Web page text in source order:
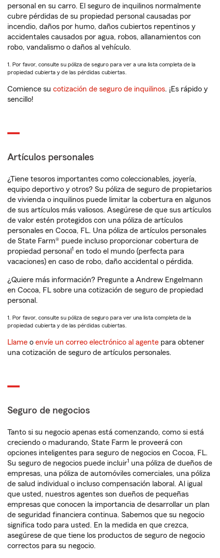
personal en su carro. El seguro de inquilinos normalmente
cubre pérdidas de su propiedad personal causadas por
incendio, daños por humo, daños cubiertos repentinos y
accidentales causados por agua, robos, allanamientos con
robo, vandalismo o daños al vehículo.
1. Por favor, consulte su póliza de seguro para ver a una lista completa de la
propiedad cubierta y de las pérdidas cubiertas.
Comience su cotización de seguro de inquilinos. ¡Es rápido y
sencillo!
Artículos personales
¿Tiene tesoros importantes como coleccionables, joyería,
equipo deportivo y otros? Su póliza de seguro de propietarios
de vivienda o inquilinos puede limitar la cobertura en algunos
de sus artículos más valiosos. Asegúrese de que sus artículos
de valor estén protegidos con una póliza de artículos
personales en Cocoa, FL. Una póliza de artículos personales
de State Farm® puede incluso proporcionar cobertura de
propiedad personal 1 en todo el mundo (perfecta para
vacaciones) en caso de robo, daño accidental o pérdida.
¿Quiere más información? Pregunte a Andrew Engelmann
en Cocoa, FL sobre una cotización de seguro de propiedad
personal.
1. Por favor, consulte su póliza de seguro para ver una lista completa de la
propiedad cubierta y de las pérdidas cubiertas.
Llame o envíe un correo electrónico al agente para obtener
una cotización de seguro de artículos personales.
Seguro de negocios
Tanto si su negocio apenas está comenzando, como si está
creciendo o madurando, State Farm le proveerá con
opciones inteligentes para seguro de negocios en Cocoa, FL.
Su seguro de negocios puede incluir1 una póliza de dueños de
empresas, una póliza de automóviles comerciales, una póliza
de salud individual o incluso compensación laboral. Al igual
que usted, nuestros agentes son dueños de pequeñas
empresas que conocen la importancia de desarrollar un plan
de seguridad financiera continua. Sabemos que su negocio
significa todo para usted. En la medida en que crezca,
asegúrese de que tiene los productos de seguro de negocio
correctos para su negocio.